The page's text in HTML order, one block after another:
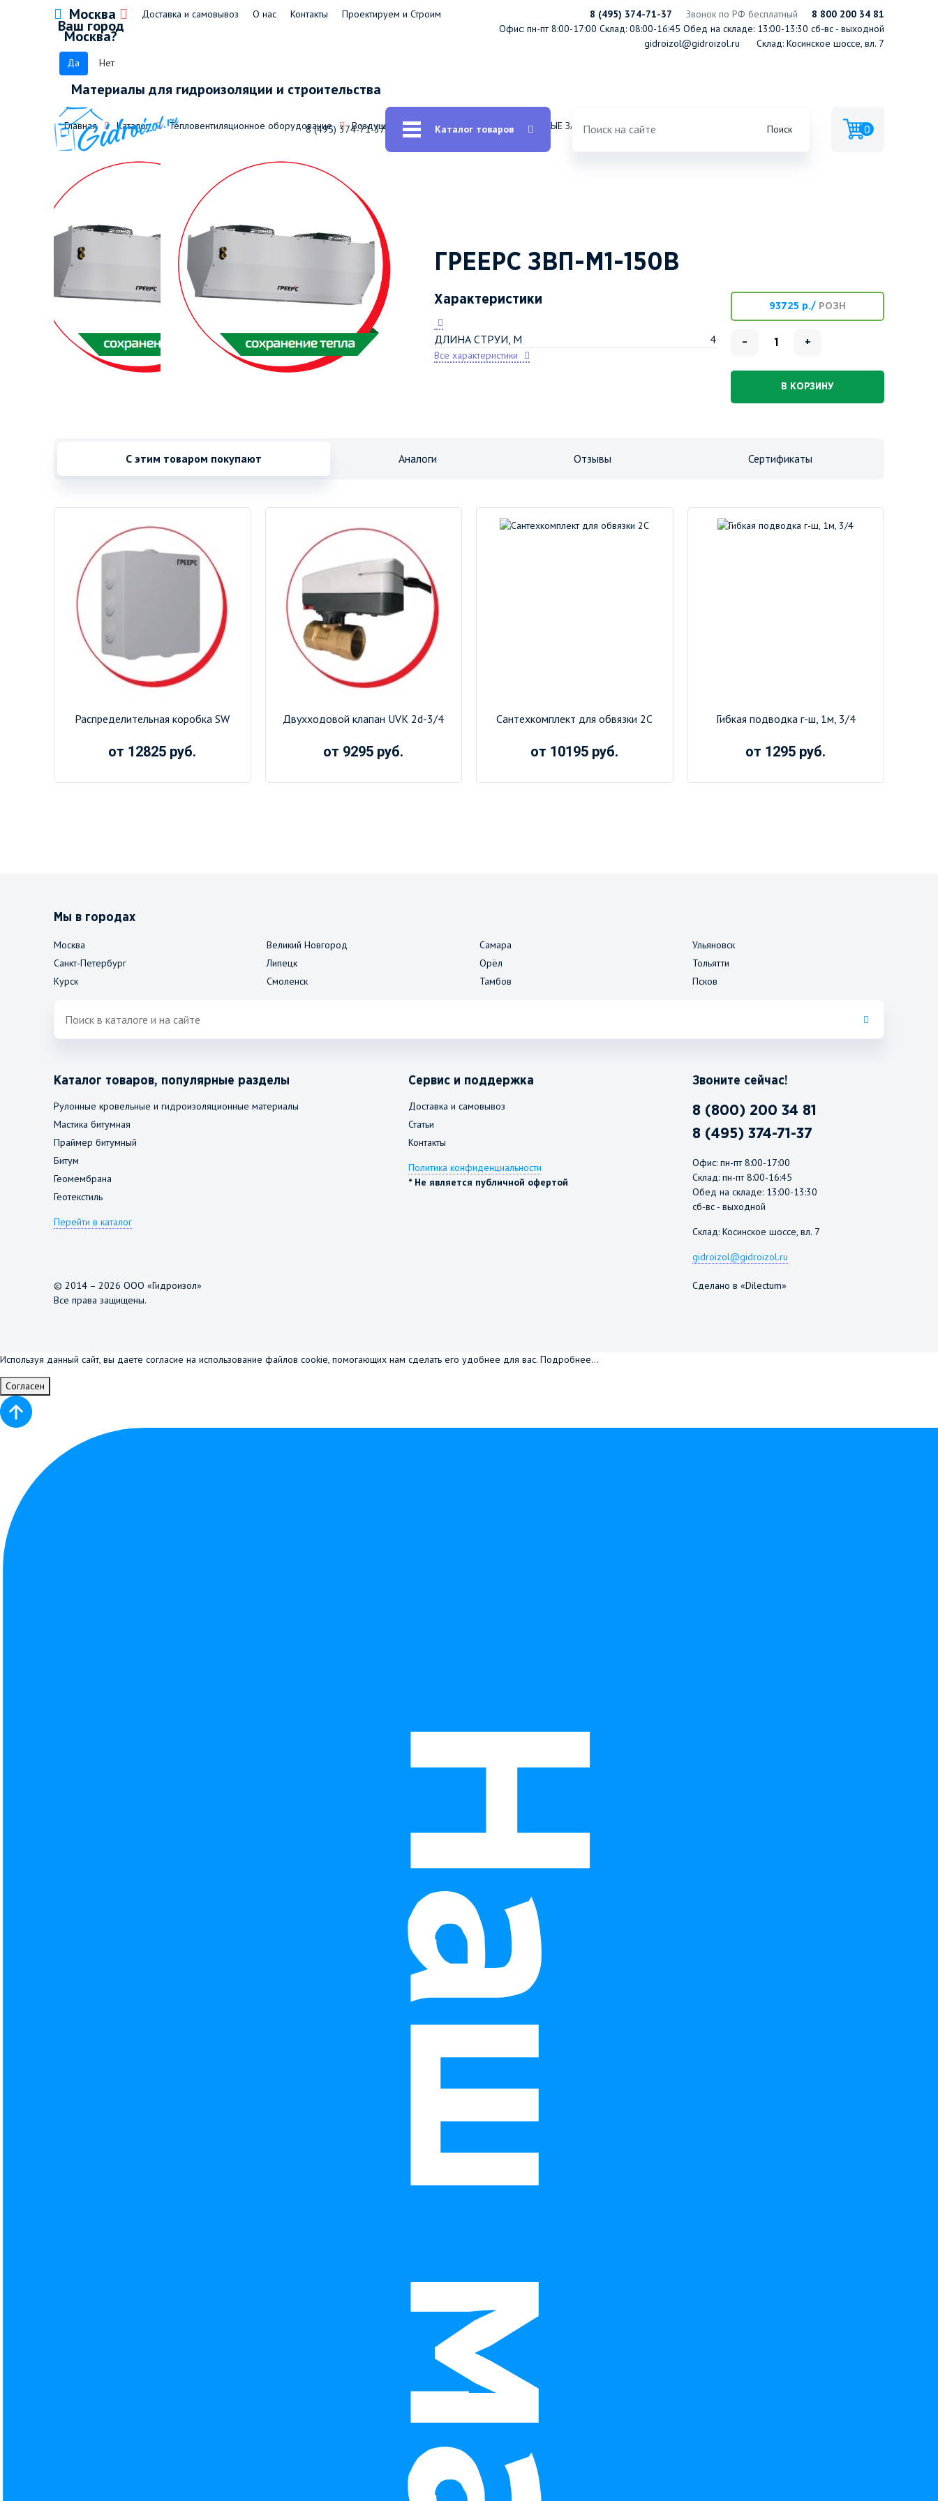
Москва
Ваш город
Москва?
Да Нет
Доставка и самовывоз О нас Контакты Проектируем и Строим
Материалы для гидроизоляции и строительства
8 (495) 374-71-37 Звонок по РФ бесплатный
8 800 200 34 81
Офис: пн-пт 8:00-17:00 Склад: 08:00-16:45 Обед на складе: 13:00-13:30 сб-вс - выходной
gidroizol@gidroizol.ru
Склад: Косинское шоссе, вл. 7
8 (495) 374-71-37 Каталог товаров Поиск 0
Главная Каталог Тепловентиляционное оборудование Воздушные завесы ГРЕЕРС ЗВП-М ВОДЯНЫЕ ЗАВЕСЫ
ГРЕЕРС ЗВП-М1-150В
Характеристики
ДЛИНА СТРУИ, М 4
Все характеристики
93725 р./ РОЗН
– +
В КОРЗИНУ
С этим товаром покупают Аналоги Отзывы Сертификаты
Распределительная коробка SW
от 12825 руб.
Двухходовой клапан UVK 2d-3/4
от 9295 руб.
Сантехкомплект для обвязки 2С
от 10195 руб.
Гибкая подводка г-ш, 1м, 3/4
от 1295 руб.
Мы в городах
Москва
Санкт-Петербург
Курск
Великий Новгород
Липецк
Смоленск
Самара
Орёл
Тамбов
Ульяновск
Тольятти
Псков
Каталог товаров, популярные разделы
Рулонные кровельные и гидроизоляционные материалы
Мастика битумная
Праймер битумный
Битум
Геомембрана
Геотекстиль
Перейти в каталог
Сервис и поддержка
Доставка и самовывоз
Статьи
Контакты
Политика конфиденциальности
* Не является публичной офертой
Звоните сейчас!
8 (800) 200 34 81
8 (495) 374-71-37
Офис: пн-пт 8:00-17:00
Склад: пн-пт 8:00-16:45
Обед на складе: 13:00-13:30
сб-вс - выходной
Склад: Косинское шоссе, вл. 7
gidroizol@gidroizol.ru
© 2014 – 2026 ООО «Гидроизол»
Все права защищены.
Сделано в «Dilectum»
Используя данный сайт, вы даете согласие на использование файлов cookie, помогающих нам сделать его удобнее для вас. Подробнее...
Согласен